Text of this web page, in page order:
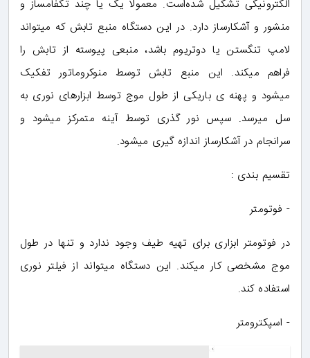
الکترونیکی تشکیل شده‌است. معمولا یک یا چند تکفامساز و
منشور و آشکارساز دارد. در این دستگاه منبع تابش که میتواند
لامپ تنگستن یا دوتریوم باشد، منبعی پیوسته از تابش را
فراهم میکند. این منبع تابش توسط منوکروماتور تفکیک
میشود و پهنه ی باریکی از طول موج توسط ابزارهای نوری به
سل میرسد. سپس نور گذری توسط آینه متمرکز میشود و
سرانجام در آشکارساز اندازه گیری میشود.
تقسیم بندی :
- فوتومتر
در فوتومتر ابزاری برای تهیه طیف وجود ندارد و تنها در طول
موج مشخصی کار میکند. این دستگاه میتواند از فیلتر نوری
استفاده کند.
- اسپکترومتر